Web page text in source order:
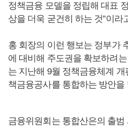
정책금융 모델을 정립해 대표
상을 더욱 굳건히 하는 것”이라
홍 회장의 이런 행보는 정부가
에 대비해 주도권을 확보하려
는 지난해 9월 정책금융체계
책금융공사를 통합하는 방안을
금융위원회는 통합산은의 출범